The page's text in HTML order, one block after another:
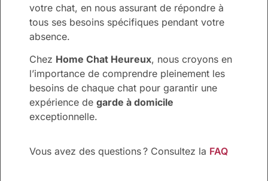
votre chat, en nous assurant de répondre à
tous ses besoins spécifiques pendant votre
absence.
Chez Home Chat Heureux, nous croyons en
l’importance de comprendre pleinement les
besoins de chaque chat pour garantir une
expérience de garde à domicile
exceptionnelle.
Vous avez des questions ? Consultez la FAQ